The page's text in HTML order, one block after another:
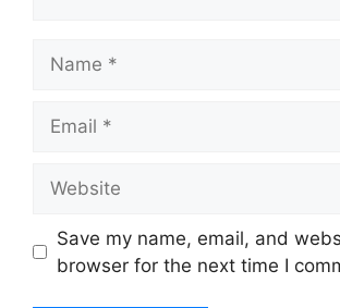
Save my name, email, and
browser for the next time I